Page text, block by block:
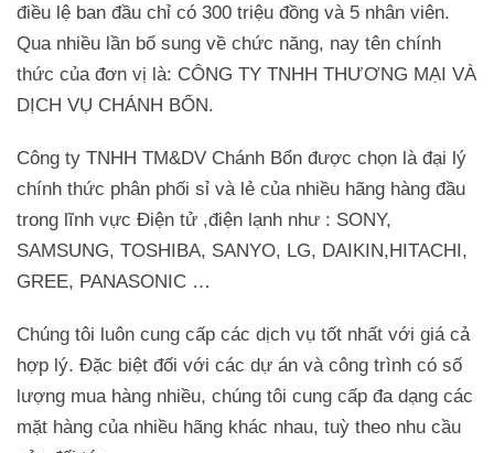
điều lệ ban đầu chỉ có 300 triệu đồng và 5 nhân viên.
Qua nhiều lần bổ sung về chức năng, nay tên chính
thức của đơn vị là: CÔNG TY TNHH THƯƠNG MẠI VÀ
DỊCH VỤ CHÁNH BỔN.
Công ty TNHH TM&DV Chánh Bổn được chọn là đại lý
chính thức phân phối sỉ và lẻ của nhiều hãng hàng đầu
trong lĩnh vực Điện tử ,điện lạnh như : SONY,
SAMSUNG, TOSHIBA, SANYO, LG, DAIKIN,HITACHI,
GREE, PANASONIC …
Chúng tôi luôn cung cấp các dịch vụ tốt nhất với giá cả
hợp lý. Đặc biệt đối với các dự án và công trình có số
lượng mua hàng nhiều, chúng tôi cung cấp đa dạng các
mặt hàng của nhiều hãng khác nhau, tuỳ theo nhu cầu